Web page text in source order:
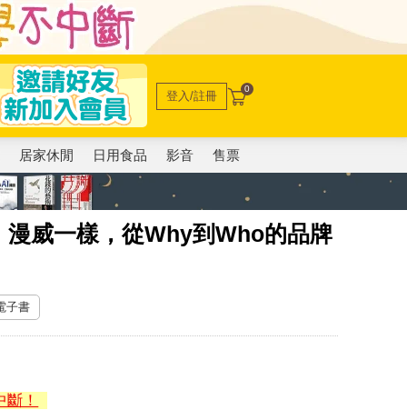
登入/註冊 0
居家休閒 日用食品 影音 售票
威一樣，從Why到Who的品牌
子書
！